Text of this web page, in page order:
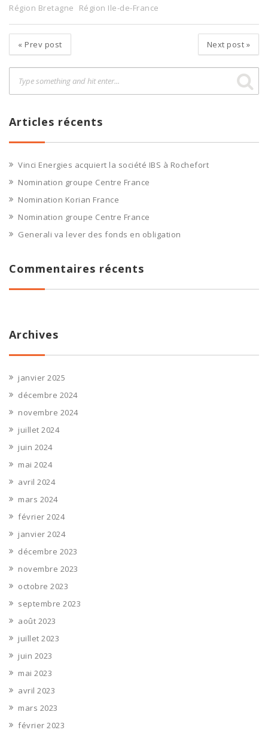
Région Bretagne
Région Ile-de-France
« Prev post Next post »
Articles récents
Vinci Energies acquiert la société IBS à Rochefort
Nomination groupe Centre France
Nomination Korian France
Nomination groupe Centre France
Generali va lever des fonds en obligation
Commentaires récents
Archives
janvier 2025
décembre 2024
novembre 2024
juillet 2024
juin 2024
mai 2024
avril 2024
mars 2024
février 2024
janvier 2024
décembre 2023
novembre 2023
octobre 2023
septembre 2023
août 2023
juillet 2023
juin 2023
mai 2023
avril 2023
mars 2023
février 2023